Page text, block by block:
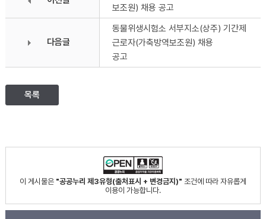
보조원) 채용 공고
다음글
동물위생시험소 서부지소(상주) 기간제
근로자(가축방역보조원) 채용
공고
목록
이 게시물은 "공공누리 제3유형(출처표시 + 변경금지)" 조건에 따라 자유롭게
이용이 가능합니다.